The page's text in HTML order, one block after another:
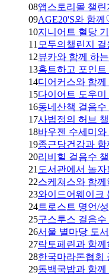
08앱스토리몰 챌린
09AGE20'S와 함
10지니어트 혈당
11 모두의챌린지 걸
12뷰카와 함께 하
13홈트하고 포인트
14디어커스와 함
15다이어트 도우
16동네산책 걸음수
17사법정의 허브 챌
18바우젠 수세미
19종근당건강과
20리비힐 걸음수 챌
21 도서관에서 놀자
22스케쳐스와 함께
23와이드어웨이크
24트로스트 명언/
25구스투스 걸음수
26서울 별마당 도
27락토페린과 함
28한국마라톤협회
29동백국밥과 함